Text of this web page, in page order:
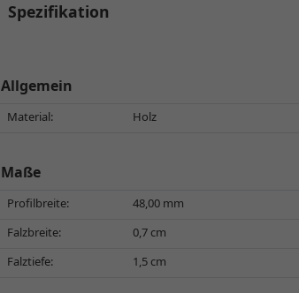
Spezifikation
Allgemein
Material: Holz
Maße
Profilbreite:
48,00 mm
Falzbreite:
0,7 cm
Falztiefe:
1,5 cm